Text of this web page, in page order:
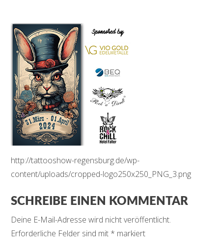
http://tattooshow-regensburg.de/wp-
content/uploads/cropped-logo250x250_PNG_3.png
SCHREIBE EINEN KOMMENTAR
Deine E-Mail-Adresse wird nicht veröffentlicht.
Erforderliche Felder sind mit * markiert